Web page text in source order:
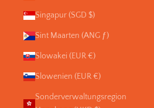
Singapur (SGD $)
Sint Maarten (ANG ƒ)
Slowakei (EUR €)
Slowenien (EUR €)
Sonderverwaltungsregion